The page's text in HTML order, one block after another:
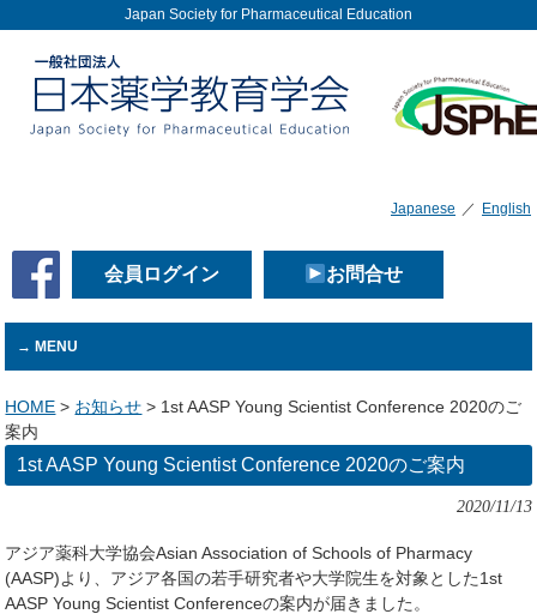
Japan Society for Pharmaceutical Education
Japanese ／ English
会員ログイン お問合せ
MENU
HOME > お知らせ > 1st AASP Young Scientist Conference 2020のご
案内
1st AASP Young Scientist Conference 2020のご案内
2020/11/13
アジア薬科大学協会Asian Association of Schools of Pharmacy
(AASP)より、アジア各国の若手研究者や大学院生を対象とした1st
AASP Young Scientist Conferenceの案内が届きました。